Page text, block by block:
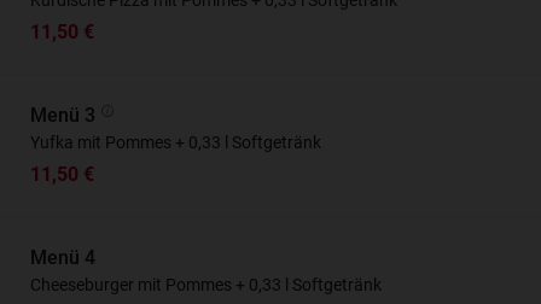
11,50 €
Menü 3
Yufka mit Pommes + 0,33 l Softgetränk
11,50 €
Menü 4
Cheeseburger mit Pommes + 0,33 l Softgetränk